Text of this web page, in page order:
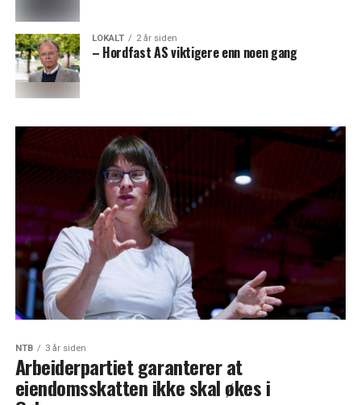
LOKALT 2 år siden
– Hordfast AS viktigere enn noen gang
NTB 3 år siden
Arbeiderpartiet garanterer at
eiendomsskatten ikke skal økes i